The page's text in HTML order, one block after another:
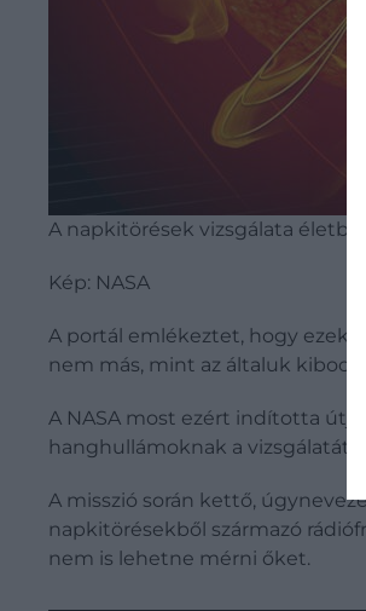
A napkitörések vizsgálata
Kép: NASA
A portál emlékeztet, hogy ezek
nem más, mint az általuk
A NASA most ezért indította
hanghullámoknak a vizsgálatát
A misszió során kettő,
napkitörésekből származó
nem is lehetne mérni őket.